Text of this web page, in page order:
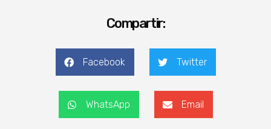
Compartir:
Facebook Twitter
WhatsApp Email